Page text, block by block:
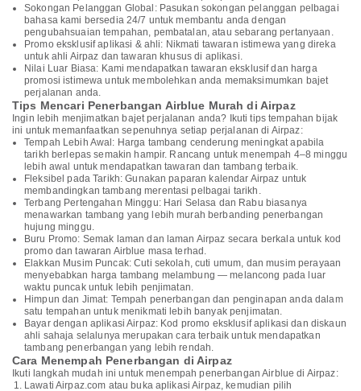
Sokongan Pelanggan Global: Pasukan sokongan pelanggan pelbagai
bahasa kami bersedia 24/7 untuk membantu anda dengan
pengubahsuaian tempahan, pembatalan, atau sebarang pertanyaan.
Promo eksklusif aplikasi & ahli: Nikmati tawaran istimewa yang direka
untuk ahli Airpaz dan tawaran khusus di aplikasi.
Nilai Luar Biasa: Kami mendapatkan tawaran eksklusif dan harga
promosi istimewa untuk membolehkan anda memaksimumkan bajet
perjalanan anda.
Tips Mencari Penerbangan Airblue Murah di Airpaz
Ingin lebih menjimatkan bajet perjalanan anda? Ikuti tips tempahan bijak
ini untuk memanfaatkan sepenuhnya setiap perjalanan di Airpaz:
Tempah Lebih Awal: Harga tambang cenderung meningkat apabila
tarikh berlepas semakin hampir. Rancang untuk menempah 4–8 minggu
lebih awal untuk mendapatkan tawaran dan tambang terbaik.
Fleksibel pada Tarikh: Gunakan paparan kalendar Airpaz untuk
membandingkan tambang merentasi pelbagai tarikh.
Terbang Pertengahan Minggu: Hari Selasa dan Rabu biasanya
menawarkan tambang yang lebih murah berbanding penerbangan
hujung minggu.
Buru Promo: Semak laman dan laman Airpaz secara berkala untuk kod
promo dan tawaran Airblue masa terhad.
Elakkan Musim Puncak: Cuti sekolah, cuti umum, dan musim perayaan
menyebabkan harga tambang melambung — melancong pada luar
waktu puncak untuk lebih penjimatan.
Himpun dan Jimat: Tempah penerbangan dan penginapan anda dalam
satu tempahan untuk menikmati lebih banyak penjimatan.
Bayar dengan aplikasi Airpaz: Kod promo eksklusif aplikasi dan diskaun
ahli sahaja selalunya merupakan cara terbaik untuk mendapatkan
tambang penerbangan yang lebih rendah.
Cara Menempah Penerbangan di Airpaz
Ikuti langkah mudah ini untuk menempah penerbangan Airblue di Airpaz:
Lawati Airpaz.com atau buka aplikasi Airpaz, kemudian pilih